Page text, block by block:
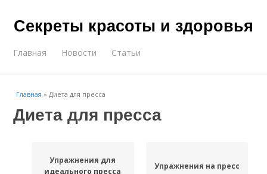
Секреты красоты и здоровья
Главная Новости Статьи
Главная »Диета для пресса
Диета для пресса
Упражнения для
идеального пресса
Упражнения на пресс